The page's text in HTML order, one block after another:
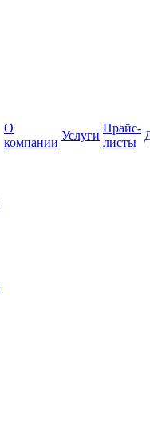
О
компании
Услуги
Прайс-
листы